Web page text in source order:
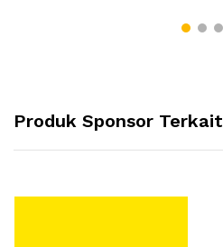
Produk Sponsor Terkait